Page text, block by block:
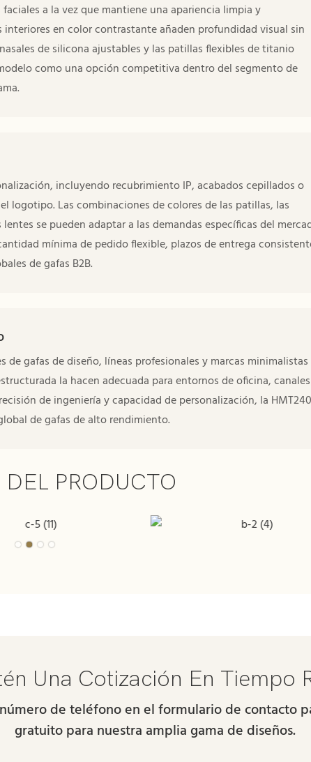
a la vez que mantiene una apariencia limpia y
en color contrastante añaden profundidad visual sin
de silicona ajustables y las patillas flexibles de titanio
como una opción competitiva dentro del segmento de
incluyendo recubrimiento IP, acabados cepillados o
logotipo. Las combinaciones de colores de las patillas, las
se pueden adaptar a las demandas específicas del
mínima de pedido flexible, plazos de entrega
de gafas B2B.
gafas de diseño, líneas profesionales y marcas
la hacen adecuada para entornos de oficina,
de ingeniería y capacidad de personalización, la
de gafas de alto rendimiento.
DEL PRODUCTO
Una Cotización En Tiempo
de teléfono en el formulario de contacto
gratuito para nuestra amplia gama de diseños.